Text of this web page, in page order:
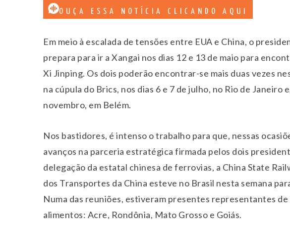
OUÇA ESSA NOTÍCIA CLICANDO AQUI
Em meio à escalada de tensões entre EUA e China, o
prepara para ir a Xangai nos dias 12 e 13 de maio para
Xi Jinping. Os dois poderão encontrar-se mais duas vezes
na cúpula do Brics, nos dias 6 e 7 de julho, no Rio de Janeiro
novembro, em Belém.
Nos bastidores, é intenso o trabalho para que, nessas
avanços na parceria estratégica firmada pelos dois
delegação da estatal chinesa de ferrovias, a China State
dos Transportes da China esteve no Brasil nesta semana
Numa das reuniões, estiveram presentes representantes
alimentos: Acre, Rondônia, Mato Grosso e Goiás.